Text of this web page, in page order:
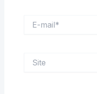
mail*